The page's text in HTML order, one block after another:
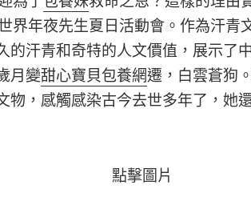
界年夜先生夏日活動會。作為汗青
的汗青和奇特的人文價值，展示了
月變甜心寶貝包養網遷，白雲蒼狗
物，感觸感染古今去世多年了，她
點擊圖片